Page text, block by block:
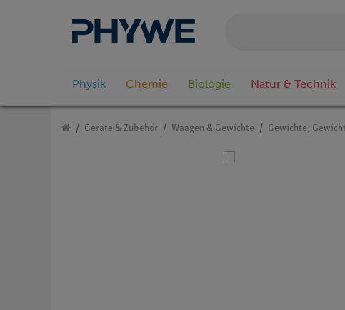
Physik Chemie Biologie Natur & Technik
Geräte & Zubehör Waagen & Gewichte Gewichte,